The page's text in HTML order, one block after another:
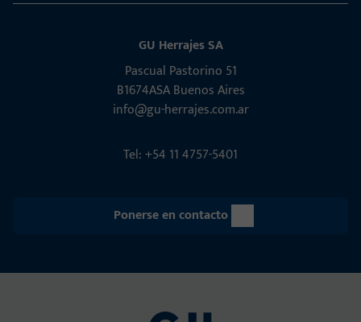
GU Herrajes SA
Pascual Pastorino 51
B1674ASA Buenos Aires
info@gu-herrajes.com.ar
Tel: +54 11 4757-5401
Ponerse en contacto